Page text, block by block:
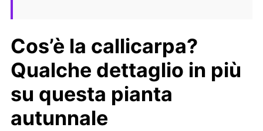
Cos’è la callicarpa?
Qualche dettaglio in più
su questa pianta
autunnale